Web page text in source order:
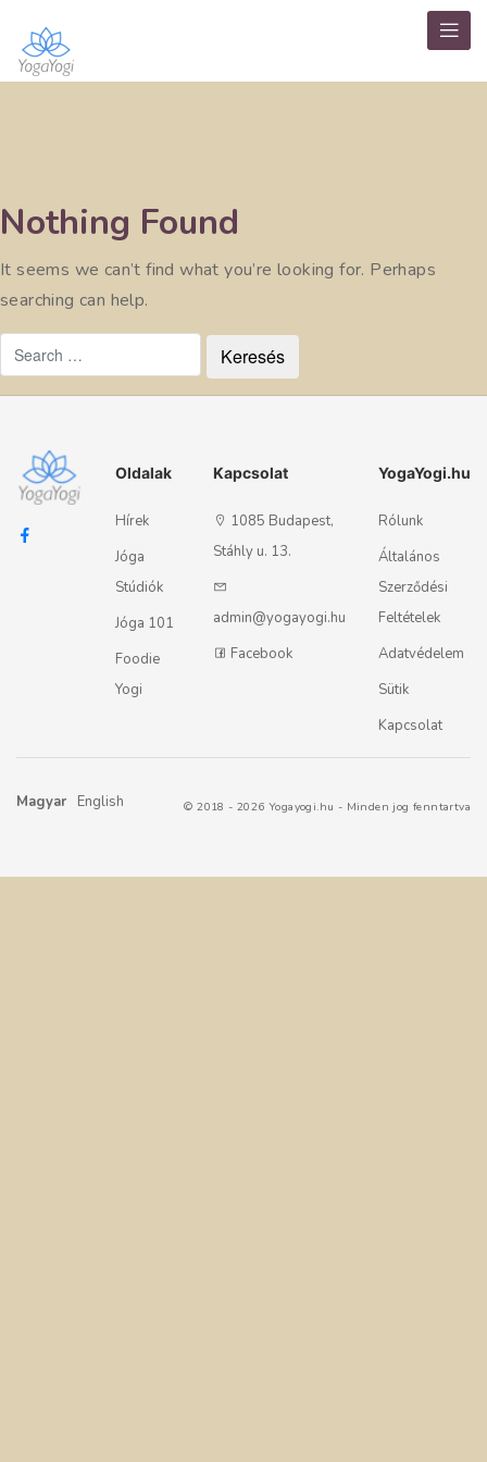
Nothing Found
It seems we can’t find what you’re looking for. Perhaps
searching can help.
Oldalak
Hírek
Jóga
Stúdiók
Jóga 101
Foodie
Yogi
Kapcsolat
1085 Budapest,
Stáhly u. 13.
admin@yogayogi.hu
Facebook
YogaYogi.hu
Rólunk
Általános
Szerződési
Feltételek
Adatvédelem
Sütik
Kapcsolat
Magyar English © 2018 - 2026 Yogayogi.hu - Minden jog fenntartva